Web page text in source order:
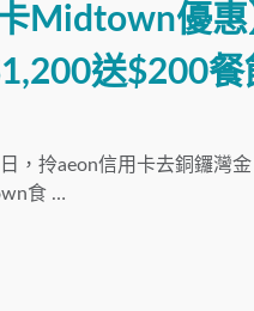
Midtown優
送$200餐
，拎aeon信用卡去銅鑼灣金
食 …